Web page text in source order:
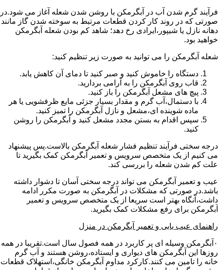
فرآیند گرم شدن آب در آبگرمکن با روشن شدن شعله آغاز می شود.در
صورتی که در روند کار کردن قطعات مرتبط به سوخته شدن گاز مانند
دهانه نازل یا شیپور،ایرادی رخ دهد؛ شاهد کم بودن شعله آبگرمکن
خواهید بود.
شعله آبگرمکن را می توانید به صورت زیر تنظیم کنید:
دستگاه را خاموش کنید و صبر کنید تا دمای آن کاهش یابد.
قاب روی آبگرمکن را به آرامی بردارید.
پیچ های مشعل آبگرمکن را باز کنید.
با دستمال،آب گرم و مقدار بسیار جزئی مایع ظرفشویی یا هر
ماده شوینده ای،مشعل و نازل آبگرمکن را تمیز کنید.
سپس اقدام به بستن مجدد مشعل کنید و آبگرمکن را روشن
کنید.
درجه سختی فرآیند تنظیم فشار شعله آبگرمکن بالاست.پس پیشنهاد
می کنیم از یک متخصص سرویس و تعمیر آبگرمکن کمک بگیرید تا
علت کم شدن شعله را بررسی کند.
عیب و تعمیر آبگرمکن می تواند درجه سختی آسان تا دشوار داشته
باشد.در صورتی که مشکلات در آبگرمکن به صورت مکرر ادامه
داشت،آنگاه بهتر است سریعا از یک متخصص سرویس و تعمیر
آبگرمکن برای رفع مشکلات کمک بگیرید.
راهنمای عیب یابی و تعمیر آبگرمکن در منزل
۰آبگرمکن وسیله ای پر کاربرد در همه فصول سال است.تقریبا در همه
روزها این آبگرمکن های دیواری و ایستاده،روشن هستند و آب گرم
خانه را تامین می کنند.کارکرد مداوم آبگرمکن خانگی،استهلاک قطعات